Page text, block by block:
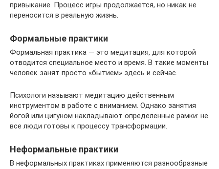
привыкание. Процесс игры продолжается, но никак не
переносится в реальную жизнь.
Формальные практики
Формальная практика — это медитация, для которой
отводится специальное место и время. В такие моменты
человек занят просто «бытием» здесь и сейчас.
Психологи называют медитацию действенным
инструментом в работе с вниманием. Однако занятия
йогой или цигуном накладывают определенные рамки: не
все люди готовы к процессу трансформации.
Неформальные практики
В неформальных практиках применяются разнообразные